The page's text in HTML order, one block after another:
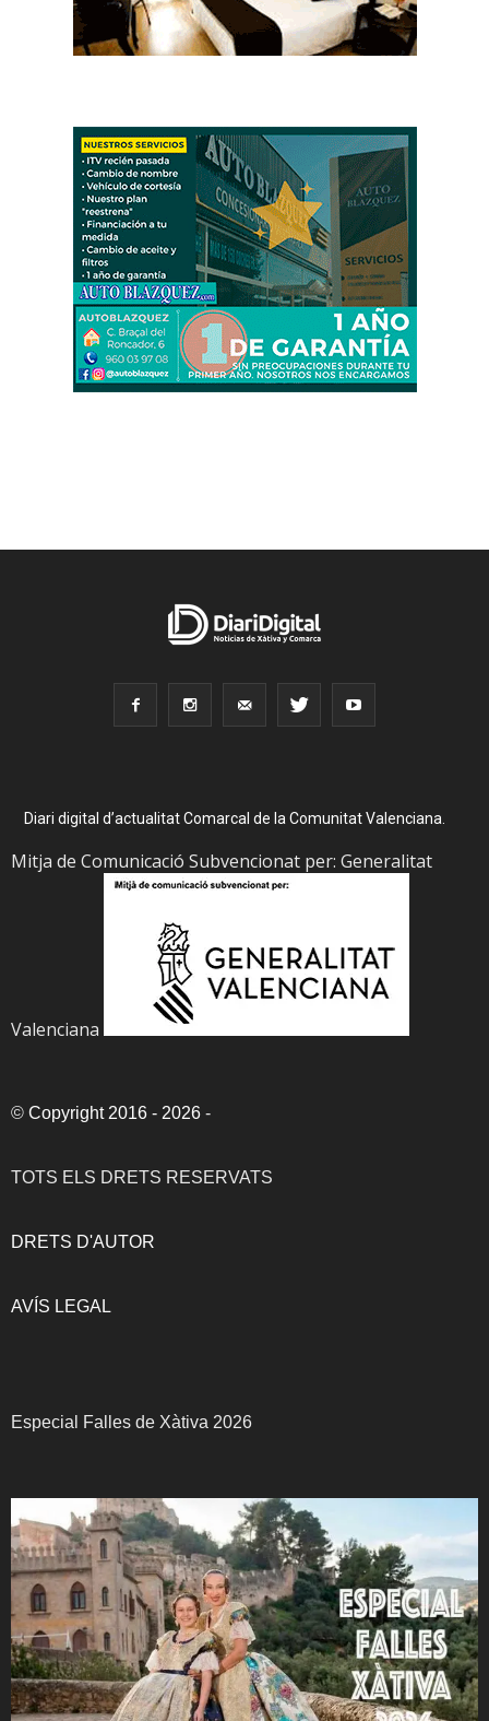
Diari digital d’actualitat Comarcal de la Comunitat Valenciana.
Mitja de Comunicació Subvencionat per: Generalitat
Valenciana
© Copyright 2016 - 2026 -
TOTS ELS DRETS RESERVATS
DRETS D'AUTOR
AVÍS LEGAL
Especial Falles de Xàtiva 2026